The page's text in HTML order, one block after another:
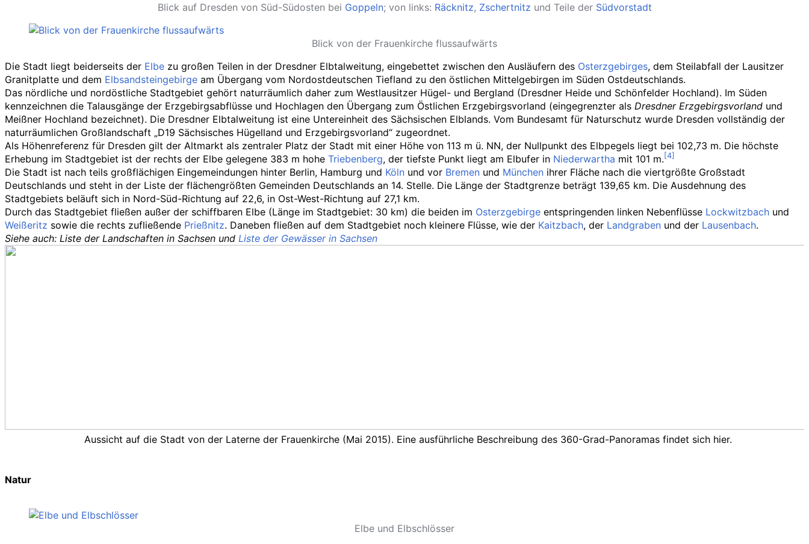
Blick auf Dresden von Süd-Südosten bei Goppeln; von links: Räcknitz, Zschertnitz und Teile der Südvorstadt
Blick von der Frauenkirche flussaufwärts
Die Stadt liegt beiderseits der Elbe zu großen Teilen in der Dresdner Elbtalweitung, eingebettet zwischen den Ausläufern des Osterzgebirges, dem Steilabfall der Lausitzer
Granitplatte und dem Elbsandsteingebirge am Übergang vom Nordostdeutschen Tiefland zu den östlichen Mittelgebirgen im Süden Ostdeutschlands.
Das nördliche und nordöstliche Stadtgebiet gehört naturräumlich daher zum Westlausitzer Hügel- und Bergland (Dresdner Heide und Schönfelder Hochland). Im Süden
kennzeichnen die Talausgänge der Erzgebirgsabflüsse und Hochlagen den Übergang zum Östlichen Erzgebirgsvorland (eingegrenzter als Dresdner Erzgebirgsvorland und
Meißner Hochland bezeichnet). Die Dresdner Elbtalweitung ist eine Untereinheit des Sächsischen Elblands. Vom Bundesamt für Naturschutz wurde Dresden vollständig der
naturräumlichen Großlandschaft „D19 Sächsisches Hügelland und Erzgebirgsvorland“ zugeordnet.
Als Höhenreferenz für Dresden gilt der Altmarkt als zentraler Platz der Stadt mit einer Höhe von 113 m ü. NN, der Nullpunkt des Elbpegels liegt bei 102,73 m. Die höchste
Erhebung im Stadtgebiet ist der rechts der Elbe gelegene 383 m hohe Triebenberg, der tiefste Punkt liegt am Elbufer in Niederwartha mit 101 m.
Die Stadt ist nach teils großflächigen Eingemeindungen hinter Berlin, Hamburg und Köln und vor Bremen und München ihrer Fläche nach die viertgrößte Großstadt
Deutschlands und steht in der Liste der flächengrößten Gemeinden Deutschlands an 14. Stelle. Die Länge der Stadtgrenze beträgt 139,65 km. Die Ausdehnung des
Stadtgebiets beläuft sich in Nord-Süd-Richtung auf 22,6, in Ost-West-Richtung auf 27,1 km.
Durch das Stadtgebiet fließen außer der schiffbaren Elbe (Länge im Stadtgebiet: 30 km) die beiden im Osterzgebirge entspringenden linken Nebenflüsse Lockwitzbach und
Weißeritz sowie die rechts zufließende Prießnitz. Daneben fließen auf dem Stadtgebiet noch kleinere Flüsse, wie der Kaitzbach, der Landgraben und der Lausenbach.
Siehe auch: Liste der Landschaften in Sachsen und Liste der Gewässer in Sachsen
Aussicht auf die Stadt von der Laterne der Frauenkirche (Mai 2015). Eine ausführliche Beschreibung des 360-Grad-Panoramas findet sich hier.
Natur
Elbe und Elbschlösser